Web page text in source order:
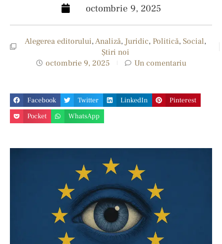
octombrie 9, 2025
Alegerea editorului, Analiză, Juridic, Politică, Social,
Ştiri noi
octombrie 9, 2025
Un comentariu
Facebook Twitter LinkedIn
Pinterest
Pocket
WhatsApp